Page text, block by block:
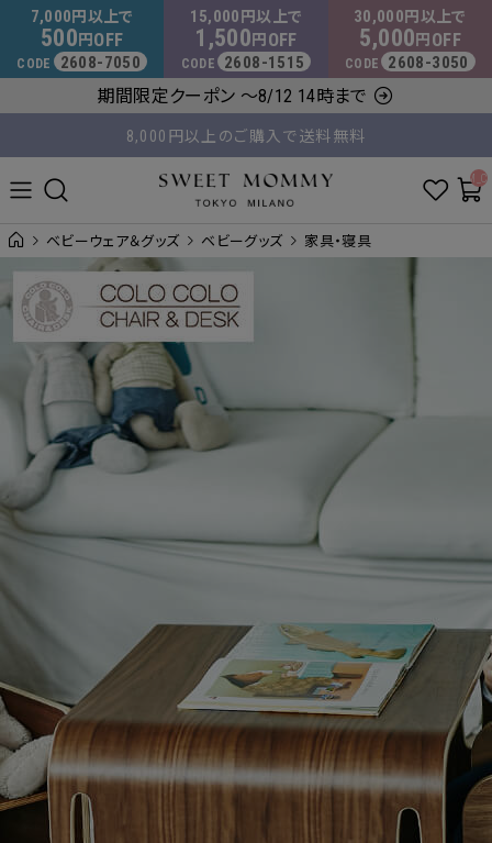
マタニティウェア・授乳服のスウィートマミー
7,000 円以上で
500 円 OFF
CODE 2608-7050
15,000 円以上で
1,500 円 OFF
CODE 2608-1515
30,000 円以上で
5,000 円 OFF
CODE 2608-3050
期間限定クーポン ～8/12 14時まで
8,000円以上のご購入で送料無料
平日14時 / 土日祝12時まで のご注文で当日出荷！
ベビーウェア＆グッズ ベビーグッズ 家具・寝具